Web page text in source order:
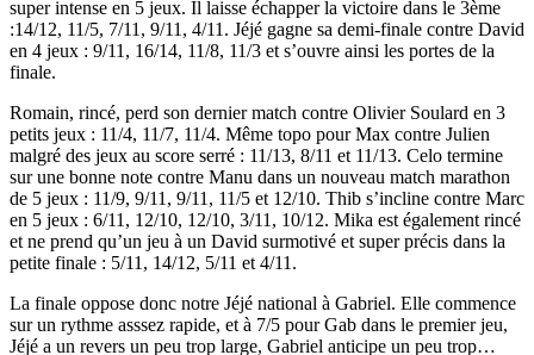
super intense en 5 jeux. Il laisse échapper la victoire dans le 3ème
:14/12, 11/5, 7/11, 9/11, 4/11. Jéjé gagne sa demi-finale contre David
en 4 jeux : 9/11, 16/14, 11/8, 11/3 et s’ouvre ainsi les portes de la
finale.
Romain, rincé, perd son dernier match contre Olivier Soulard en 3
petits jeux : 11/4, 11/7, 11/4. Même topo pour Max contre Julien
malgré des jeux au score serré : 11/13, 8/11 et 11/13. Celo termine
sur une bonne note contre Manu dans un nouveau match marathon
de 5 jeux : 11/9, 9/11, 9/11, 11/5 et 12/10. Thib s’incline contre Marc
en 5 jeux : 6/11, 12/10, 12/10, 3/11, 10/12. Mika est également rincé
et ne prend qu’un jeu à un David surmotivé et super précis dans la
petite finale : 5/11, 14/12, 5/11 et 4/11.
La finale oppose donc notre Jéjé national à Gabriel. Elle commence
sur un rythme asssez rapide, et à 7/5 pour Gab dans le premier jeu,
Jéjé a un revers un peu trop large, Gabriel anticipe un peu trop…